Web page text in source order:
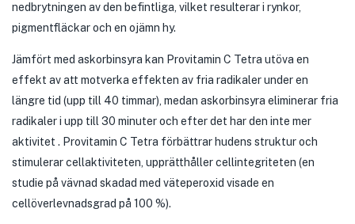
nedbrytningen av den befintliga, vilket resulterar i rynkor,
pigmentfläckar och en ojämn hy.
Jämfört med askorbinsyra kan Provitamin C Tetra utöva en
effekt av att motverka effekten av fria radikaler under en
längre tid (upp till 40 timmar), medan askorbinsyra eliminerar fria
radikaler i upp till 30 minuter och efter det har den inte mer
aktivitet . Provitamin C Tetra förbättrar hudens struktur och
stimulerar cellaktiviteten, upprätthåller cellintegriteten (en
studie på vävnad skadad med väteperoxid visade en
cellöverlevnadsgrad på 100 %).